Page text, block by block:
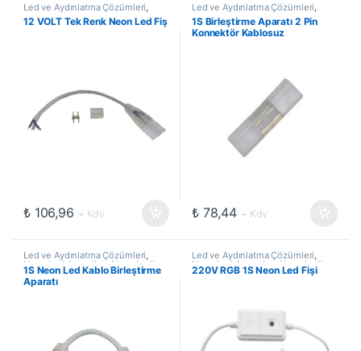
Led ve Aydınlatma Çözümleri
Neon Led Aparatları, Neon Ledler
12 VOLT Tek Renk Neon Led Fiş
₺106,96 + Kdv
Led ve Aydınlatma Çözümleri
Neon Led Aparatları, Neon Ledler
1S Birleştirme Aparatı 2 Pin
Konnektör Kablosuz
₺78,44 + Kdv
Led ve Aydınlatma Çözümleri,
Neon Led Aparatları ,Neon Ledler
1S Neon Led Kablo Birleştirme
Aparatı
Led ve Aydınlatma Çözümleri,
Neon Led Aparatları Neon Ledler
220V RGB 1S Neon Led Fişi